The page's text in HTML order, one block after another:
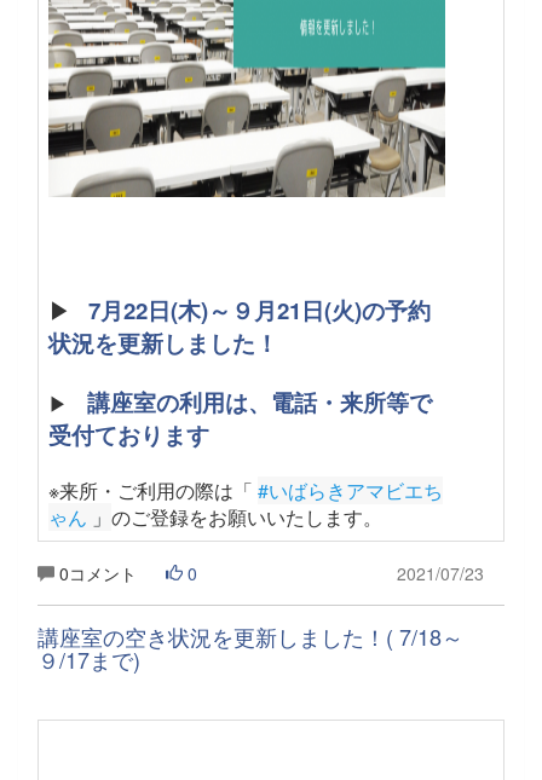
▶
7月22日(木)～９月21日(火)の予約
状況を更新しました！
▶ 講座室の利用は、電話・来所等で
受付ております
※来所・ご利用の際は「 #いばらきアマビエち
ゃん 」 のご登録をお願いいたします。
0コメント 0 2021/07/23
講座室の空き状況を更新しました！( 7/18～
９/17まで)